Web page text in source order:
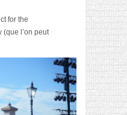
for the
(que l’on peut